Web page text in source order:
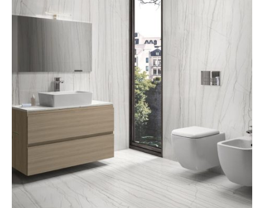
RIVESTIMENTI
MOSAICI
MOBILI BAGNO
ARREDO BAGNO
BOX DOCCIA
Sanitari
RUBINETTERIA